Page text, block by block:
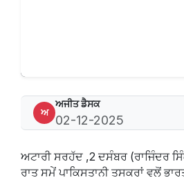
ਅ
ਅਜੀਤ ਡੈਸਕ
02-12-2025
ਅਟਾਰੀ ਸਰਹੱਦ ,2 ਦਸੰਬਰ (ਰਾਜਿੰਦਰ
ਰਾਤ ਸਮੇਂ ਪਾਕਿਸਤਾਨੀ ਤਸਕਰਾਂ ਵਲੋਂ